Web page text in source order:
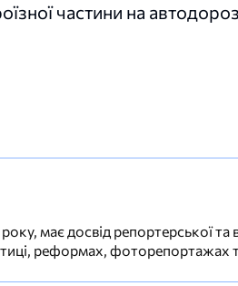
частини на
має досвід репортерської та
реформах, фоторепортажах